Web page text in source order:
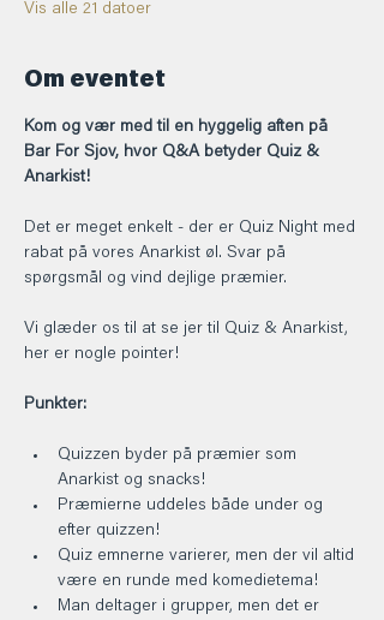
Vis alle 21 datoer
Om eventet
Kom og vær med til en hyggelig aften på
Bar For Sjov, hvor Q&A betyder Quiz &
Anarkist!
Det er meget enkelt - der er Quiz Night med
rabat på vores Anarkist øl. Svar på
spørgsmål og vind dejlige præmier.
Vi glæder os til at se jer til Quiz & Anarkist,
her er nogle pointer!
Punkter:
Quizzen byder på præmier som
Anarkist og snacks!
Præmierne uddeles både under og
efter quizzen!
Quiz emnerne varierer, men der vil altid
være en runde med komedietema!
Man deltager i grupper, men det er